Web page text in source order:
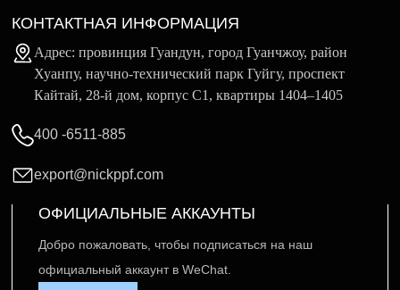
маркетинговые инструменты. В статье подробно рассмотрим, как
веб-решения с использованием ИИ трансформируют электронную
коммерцию, а также изучим их потенциальное влияние на будущее
отрасли.
КОНТАКТНАЯ ИНФОРМАЦИЯ
Адрес: провинция Гуандун, город Гуанчжоу, район
Хуанпу, научно-технический парк Гуйгу, проспект
Кайтай, 28-й дом, корпус C1, квартиры 1404–1405
400 -6511-885
export@nickppf.com
ОФИЦИАЛЬНЫЕ АККАУНТЫ
Добро пожаловать, чтобы подписаться на наш
официальный аккаунт в WeChat.